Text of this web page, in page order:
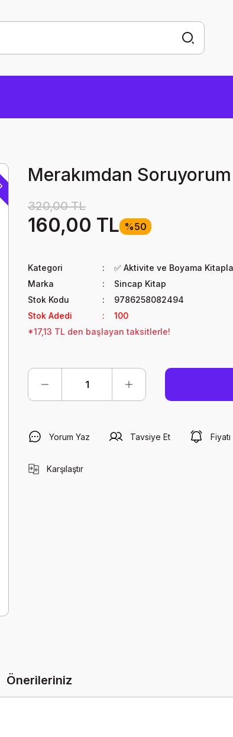
Merakımdan
320,00 TL
160,00 TL %50
Kategori
✅ Aktivite ve Boyama
Marka
Sincap Kitap
Stok Kodu
9786258082494
Stok Adedi
100
*17,13 TL den başlayan taksitlerle!
Yorum Yaz Tavsiye Et
Karşılaştır
Önerileriniz